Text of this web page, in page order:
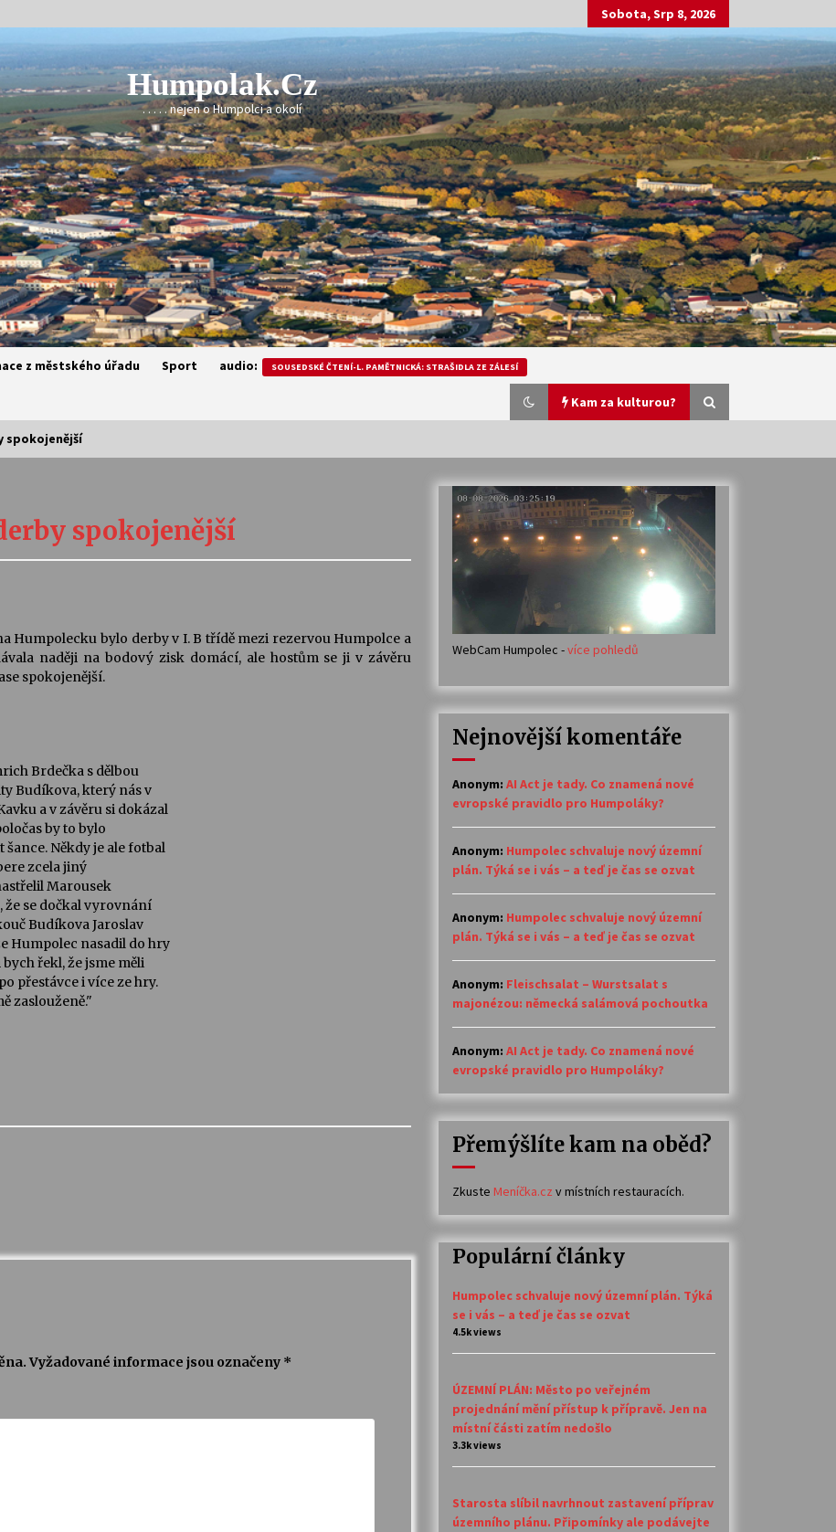
Sobota, Srp 8, 2026
Humpolak.cz
. . . . . nejen o Humpolci a okolí
z městského úřadu Sport audio: SOUSEDSKÉ ČTENÍ-L. PAMĚTNICKÁ: STRAŠIDLA ZE ZÁLESÍ
Kam za kulturou?
Stávám se kapkou
30. 7. 2026
Veselí muzikanti
30. 7. 2026
Votavžatský ploty
23. 7. 2026
14. 7. 2026
V
30. 6. 2026
spokojenější
spokojenější
Humpolecku bylo derby v I. B třídě mezi rezervou Humpolce a
naději na bodový zisk domácí, ale hostům se ji v závěru
spokojenější.
Brdečka s dělbou
Budíkova, který nás v
a v závěru si dokázal
by to bylo
Někdy je ale fotbal
zcela jiný
Marousek
že se dočkal vyrovnání
Budíkova Jaroslav
Humpolec nasadil do hry
řekl, že jsme měli
přestávce i více ze hry.
zaslouženě."
Vyžadované informace jsou označeny *
WebCam Humpolec -více pohledů
Nejnovější komentáře
Anonym: AI Act je tady. Co znamená nové
evropské pravidlo pro Humpoláky?
Anonym: Humpolec schvaluje nový územní
plán. Týká se i vás – a teď je čas se ozvat
Anonym: Humpolec schvaluje nový územní
plán. Týká se i vás – a teď je čas se ozvat
Anonym: Fleischsalat – Wurstsalat s
majonézou: německá salámová pochoutka
Anonym: AI Act je tady. Co znamená nové
evropské pravidlo pro Humpoláky?
Přemýšlíte kam na oběd?
Zkuste Meníčka.cz v místních restauracích.
Populární články
Humpolec schvaluje nový územní plán. Týká
se i vás – a teď je čas se ozvat
4.5k views
ÚZEMNÍ PLÁN: Město po veřejném
projednání mění přístup k přípravě. Jen na
místní části zatím nedošlo
3.3k views
Starosta slíbil navrhnout zastavení příprav
územního plánu. Připomínky ale podávejte